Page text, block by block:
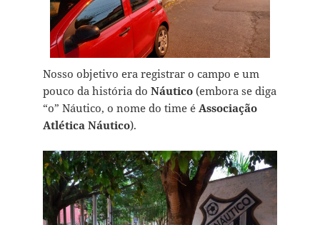
Nosso objetivo era registrar o campo e um
pouco da história do Náutico(embora se diga
“o” Náutico, o nome do time é Associação
Atlética Náutico).